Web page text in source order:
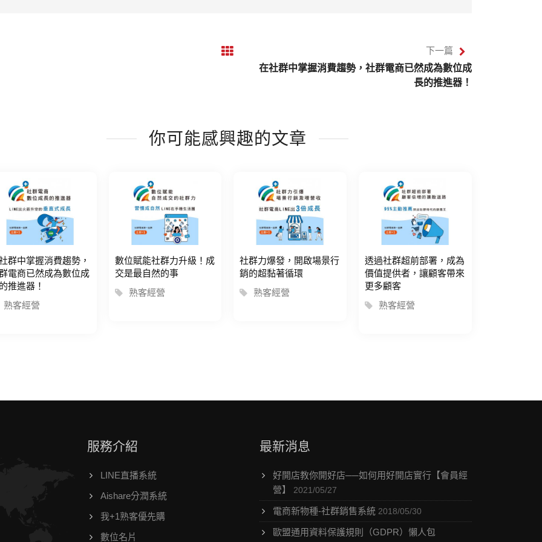
下一篇
在社群中掌握消費趨勢，社群電商已然成為數位成
長的推進器！
你可能感興趣的文章
群中掌握消費趨勢，
電商已然成為數位成
推進器！
熟客經營
數位賦能社群力升級！成
交是最自然的事
熟客經營
社群力爆發，開啟場景行
銷的超黏著循環
熟客經營
透過社群超前部署，成為
價值提供者，讓顧客帶來
更多顧客
熟客經營
服務介紹
LINE直播系統
Aishare分潤系統
我+1熟客優先購
數位名片
最新消息
好開店教你開好店──如何用好開店實行【會員經
營】 2021/05/27
電商新物種-社群銷售系統 2018/05/30
歐盟通用資料保護規則（GDPR）懶人包